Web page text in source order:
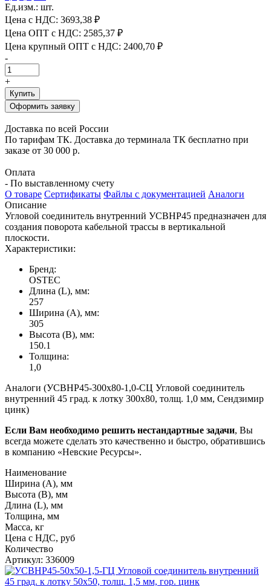
Ед.изм.: шт.
Цена с НДС: 3693,38 ₽
Цена ОПТ с НДС: 2585,37 ₽
Цена крупный ОПТ с НДС: 2400,70 ₽
-
+
Купить
Оформить заявку
Доставка по всей России
По тарифам ТК. Доставка до терминала ТК бесплатно при
заказе от 30 000 р.
Оплата
- По выставленному счету
О товаре Сертификаты Файлы с документацией Аналоги
Описание
Угловой соединитель внутренний УСВНР45 предназначен для
создания поворота кабельной трассы в вертикальной
плоскости.
Характеристики:
Бренд:
OSTEC
Длина (L), мм:
257
Ширина (А), мм:
305
Высота (В), мм:
150.1
Толщина:
1,0
Аналоги (УСВНР45-300х80-1,0-СЦ Угловой соединитель
внутренний 45 град. к лотку 300х80, толщ. 1,0 мм, Сендзимир
цинк)
Если Вам необходимо решить нестандартные задачи, Вы
всегда можете сделать это качественно и быстро, обратившись
в компанию «Невские Ресурсы».
Наименование
Ширина (А), мм
Высота (В), мм
Длина (L), мм
Толщина, мм
Масса, кг
Цена с НДС, руб
Количество
Артикул: 336009